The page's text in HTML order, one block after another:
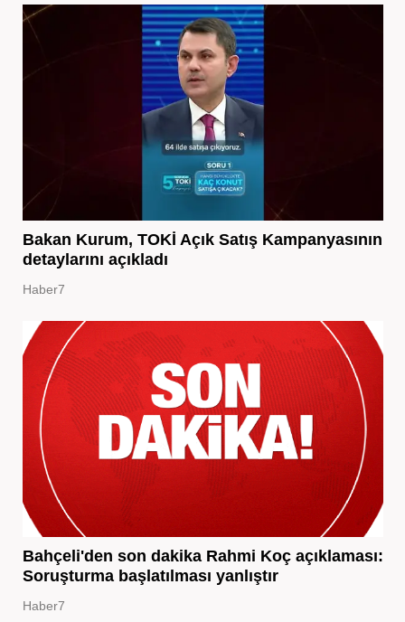
Bakan Kurum, TOKİ Açık Satış Kampanyasının
detaylarını açıkladı
Haber7
Bahçeli'den son dakika Rahmi Koç açıklaması:
Soruşturma başlatılması yanlıştır
Haber7